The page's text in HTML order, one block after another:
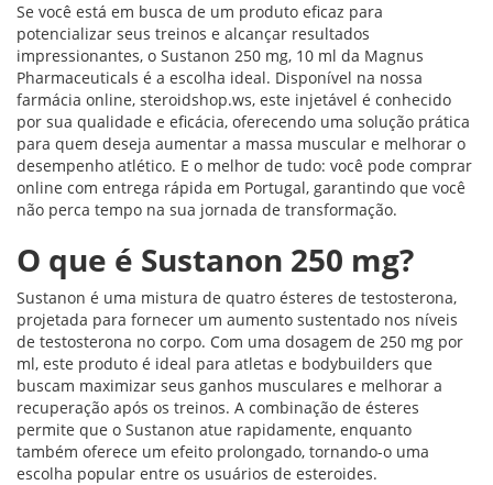
Se você está em busca de um produto eficaz para
potencializar seus treinos e alcançar resultados
impressionantes, o Sustanon 250 mg, 10 ml da Magnus
Pharmaceuticals é a escolha ideal. Disponível na nossa
farmácia online, steroidshop.ws, este injetável é conhecido
por sua qualidade e eficácia, oferecendo uma solução prática
para quem deseja aumentar a massa muscular e melhorar o
desempenho atlético. E o melhor de tudo: você pode comprar
online com entrega rápida em Portugal, garantindo que você
não perca tempo na sua jornada de transformação.
O que é Sustanon 250 mg?
Sustanon é uma mistura de quatro ésteres de testosterona,
projetada para fornecer um aumento sustentado nos níveis
de testosterona no corpo. Com uma dosagem de 250 mg por
ml, este produto é ideal para atletas e bodybuilders que
buscam maximizar seus ganhos musculares e melhorar a
recuperação após os treinos. A combinação de ésteres
permite que o Sustanon atue rapidamente, enquanto
também oferece um efeito prolongado, tornando-o uma
escolha popular entre os usuários de esteroides.